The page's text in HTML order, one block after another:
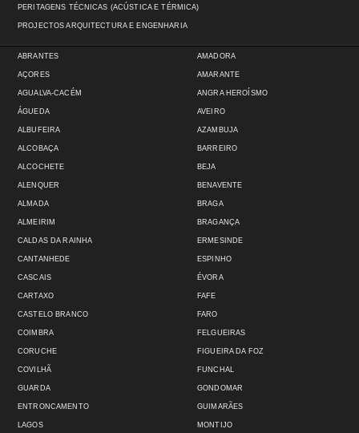
PERITAGENS TÉCNICAS (ACÚSTICA E TÉRMICA)
PROJECTOS ARQUITECTURA E ENGENHARIA
ABRANTES
AÇORES
AGUALVA-CACÉM
ÁGUEDA
ALBUFEIRA
ALCOBAÇA
ALCOCHETE
ALENQUER
ALMADA
ALMEIRIM
AMADORA
AMARANTE
ANGRA HEROÍSMO
AVEIRO
AZAMBUJA
BARREIRO
BEJA
BENAVENTE
BRAGA
BRAGANÇA
CALDAS DA RAINHA
CANTANHEDE
CASCAIS
CARTAXO
CASTELO BRANCO
COIMBRA
CORUCHE
COVILHÃ
GUARDA
ENTRONCAMENTO
ERMESINDE
ESPINHO
ÉVORA
FAFE
FARO
FELGUEIRAS
FIGUEIRA DA FOZ
FUNCHAL
GONDOMAR
GUIMARÃES
LAGOS MONTIJO